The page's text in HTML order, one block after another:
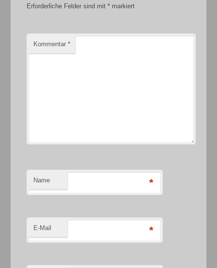
Erforderliche Felder sind mit* markiert
Kommentar*
Name *
E-Mail *